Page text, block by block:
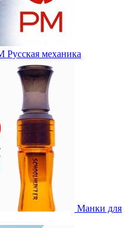
Русская механика
Манки для